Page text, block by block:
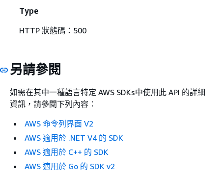
Type
HTTP 狀態碼：500
另請參閱
如需在其中一種語言特定 AWS SDKs中使用此 API 的詳細
資訊，請參閱下列內容：
AWS 命令列界面 V2
AWS 適用於 .NET V4 的 SDK
AWS 適用於 C++ 的 SDK
AWS 適用於 Go 的 SDK v2